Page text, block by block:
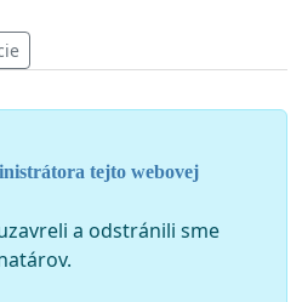
tejto webovej
a odstránili sme